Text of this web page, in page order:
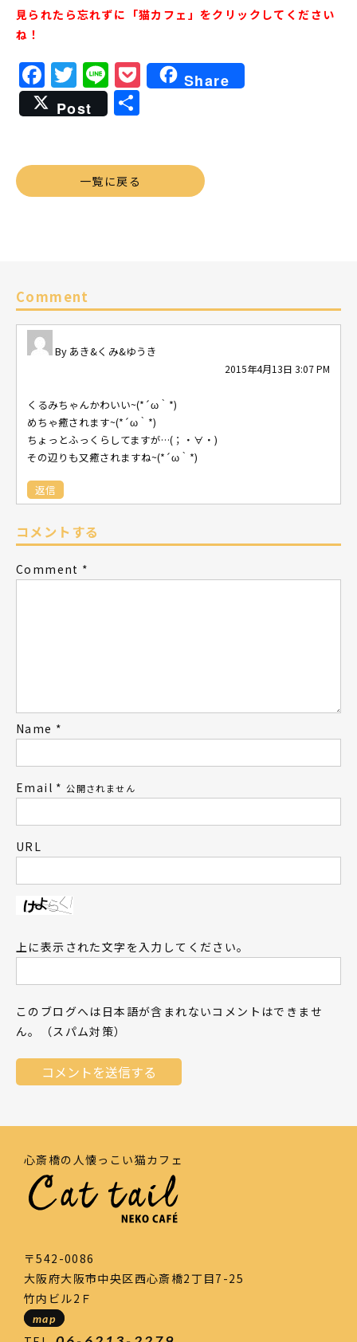
見られたら忘れずに「猫カフェ」をクリックしてください
ね！
Facebook
Twitter
LinePocket
Share
Post
共
一覧に戻る
Comment
あき&くみ&ゆうき
2015年4月13日 3:07 PM
くるみちゃんかわいい~(*´ω｀*)
めちゃ癒されます~(*´ω｀*)
ちょっとふっくらしてますが…(；・∀・)
その辺りも又癒されますね~(*´ω｀*)
返信
コメントする
Comment *
Name *
Email * 公開されません
URL
上に表示された文字を入力してください。
このブログへは日本語が含まれないコメントはできませ
ん。（スパム対策）
心斎橋の人懐っこい猫カフェ
〒542-0086
大阪府大阪市中央区西心斎橋2丁目7-25
竹内ビル2Ｆ
map